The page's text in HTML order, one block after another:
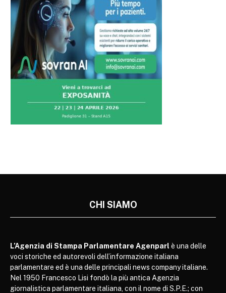
CHI SIAMO
L’Agenzia di Stampa Parlamentare Agenparl è una delle
voci storiche ed autorevoli dell’informazione italiana
parlamentare ed è una delle principali news company italiane.
Nel 1950 Francesco Lisi fondò la più antica Agenzia
giornalistica parlamentare italiana, con il nome di S.P.E.; con